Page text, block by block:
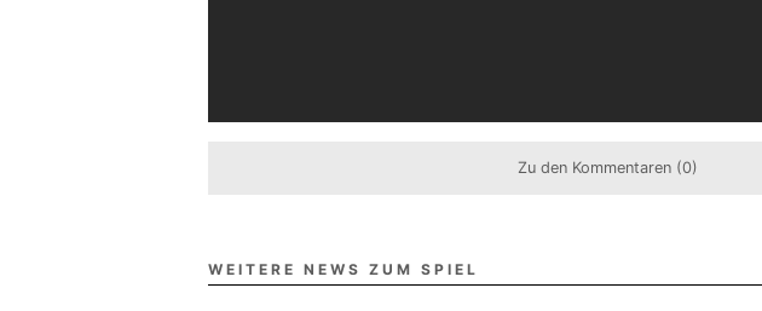
Zu den Kommentaren (0)
WEITERE NEWS ZUM SPIEL